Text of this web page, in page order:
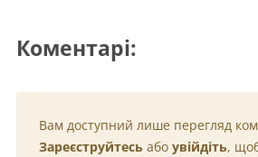
Коментарі:
Вам доступний лише перегляд
Зареєструйтесь або увійдіть,